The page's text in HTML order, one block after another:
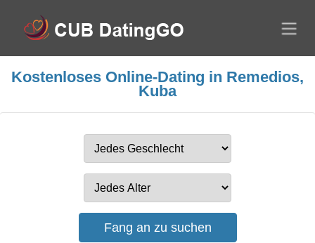
Kostenloses Online-Dating in Remedios,
Kuba